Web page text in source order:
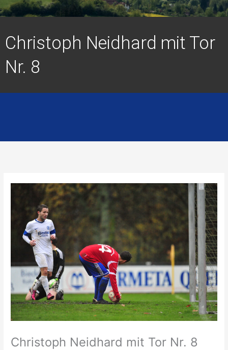
Christoph Neidhard mit Tor
Nr. 8
Christoph Neidhard mit Tor Nr. 8